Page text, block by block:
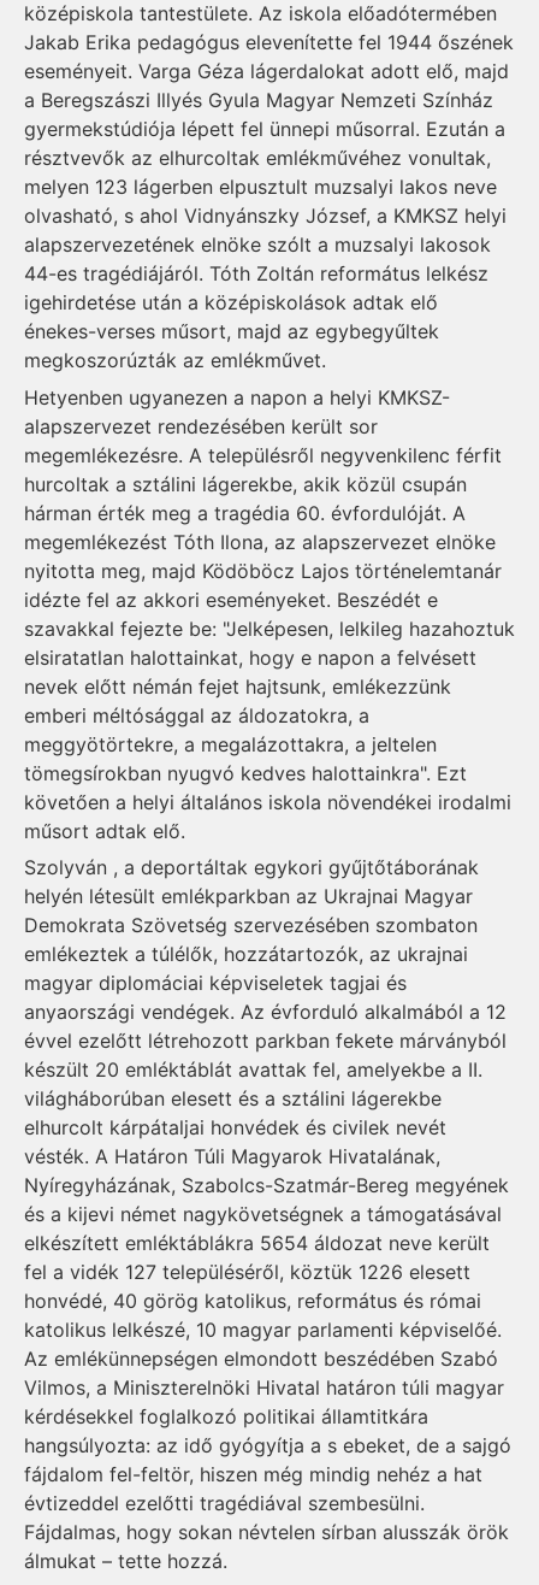
középiskola tantestülete. Az iskola előadótermében
Jakab Erika pedagógus elevenítette fel 1944 őszének
eseményeit. Varga Géza lágerdalokat adott elő, majd
a Beregszászi Illyés Gyula Magyar Nemzeti Színház
gyermekstúdiója lépett fel ünnepi műsorral. Ezután a
résztvevők az elhurcoltak emlékművéhez vonultak,
melyen 123 lágerben elpusztult muzsalyi lakos neve
olvasható, s ahol Vidnyánszky József, a KMKSZ helyi
alapszervezetének elnöke szólt a muzsalyi lakosok
44-es tragédiájáról. Tóth Zoltán református lelkész
igehirdetése után a középiskolások adtak elő
énekes-verses műsort, majd az egybegyűltek
megkoszorúzták az emlékművet.
Hetyenben ugyanezen a napon a helyi KMKSZ-
alapszervezet rendezésében került sor
megemlékezésre. A településről negyvenkilenc férfit
hurcoltak a sztálini lágerekbe, akik közül csupán
hárman érték meg a tragédia 60. évfordulóját. A
megemlékezést Tóth Ilona, az alapszervezet elnöke
nyitotta meg, majd Ködöböcz Lajos történelemtanár
idézte fel az akkori eseményeket. Beszédét e
szavakkal fejezte be: "Jelképesen, lelkileg hazahoztuk
elsiratatlan halottainkat, hogy e napon a felvésett
nevek előtt némán fejet hajtsunk, emlékezzünk
emberi méltósággal az áldozatokra, a
meggyötörtekre, a megalázottakra, a jeltelen
tömegsírokban nyugvó kedves halottainkra". Ezt
követően a helyi általános iskola növendékei irodalmi
műsort adtak elő.
Szolyván , a deportáltak egykori gyűjtőtáborának
helyén létesült emlékparkban az Ukrajnai Magyar
Demokrata Szövetség szervezésében szombaton
emlékeztek a túlélők, hozzátartozók, az ukrajnai
magyar diplomáciai képviseletek tagjai és
anyaországi vendégek. Az évforduló alkalmából a 12
évvel ezelőtt létrehozott parkban fekete márványból
készült 20 emléktáblát avattak fel, amelyekbe a II.
világháborúban elesett és a sztálini lágerekbe
elhurcolt kárpátaljai honvédek és civilek nevét
vésték. A Határon Túli Magyarok Hivatalának,
Nyíregyházának, Szabolcs-Szatmár-Bereg megyének
és a kijevi német nagykövetségnek a támogatásával
elkészített emléktáblákra 5654 áldozat neve került
fel a vidék 127 településéről, köztük 1226 elesett
honvédé, 40 görög katolikus, református és római
katolikus lelkészé, 10 magyar parlamenti képviselőé.
Az emlékünnepségen elmondott beszédében Szabó
Vilmos, a Miniszterelnöki Hivatal határon túli magyar
kérdésekkel foglalkozó politikai államtitkára
hangsúlyozta: az idő gyógyítja a s ebeket, de a sajgó
fájdalom fel-feltör, hiszen még mindig nehéz a hat
évtizeddel ezelőtti tragédiával szembesülni.
Fájdalmas, hogy sokan névtelen sírban alusszák örök
álmukat – tette hozzá.